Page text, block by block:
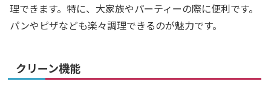
理できます。特に、大家族やパーティーの際に便利です。
パンやピザなども楽々調理できるのが魅力です。
クリーン機能